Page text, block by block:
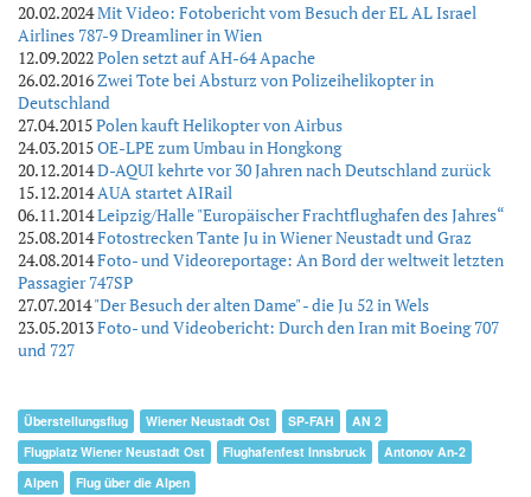
20.02.2024Mit Video: Fotobericht vom Besuch der EL AL Israel
Airlines 787-9 Dreamliner in Wien
12.09.2022Polen setzt auf AH-64 Apache
26.02.2016Zwei Tote bei Absturz von Polizeihelikopter in
Deutschland
27.04.2015Polen kauft Helikopter von Airbus
24.03.2015OE-LPE zum Umbau in Hongkong
20.12.2014D-AQUI kehrte vor 30 Jahren nach Deutschland zurück
15.12.2014AUA startet AIRail
06.11.2014Leipzig/Halle "Europäischer Frachtflughafen des Jahres“
25.08.2014Fotostrecken Tante Ju in Wiener Neustadt und Graz
24.08.2014Foto- und Videoreportage: An Bord der weltweit letzten
Passagier 747SP
27.07.2014"Der Besuch der alten Dame" - die Ju 52 in Wels
23.05.2013Foto- und Videobericht: Durch den Iran mit Boeing 707
und 727
Überstellungsflug Wiener Neustadt Ost SP-FAH
AN 2
Flugplatz Wiener Neustadt Ost
Flughafenfest Innsbruck
Antonov An-2
Alpen
Flug über die Alpen